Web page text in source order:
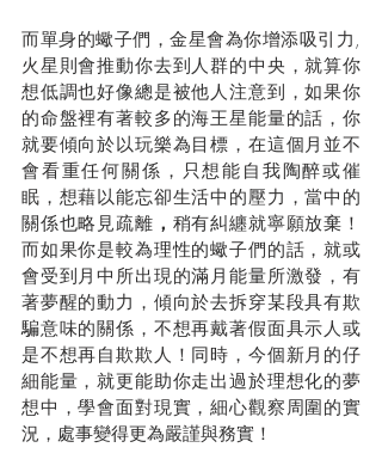
而單身的蠍子們，金星會為你增添吸引力,
火星則會推動你去到人群的中央，就算你
想低調也好像總是被他人注意到，如果你
的命盤裡有著較多的海王星能量的話，你
就要傾向於以玩樂為目標，在這個月並不
會看重任何關係，只想能自我陶醉或催
眠，想藉以能忘卻生活中的壓力，當中的
關係也略見疏離 ， 稍有糾纏就寧願放棄！
而如果你是較為理性的蠍子們的話，就或
會受到月中所出現的滿月能量所激發，有
著夢醒的動力，傾向於去拆穿某段具有欺
騙意味的關係，不想再戴著假面具示人或
是不想再自欺欺人！同時，今個新月的仔
細能量，就更能助你走出過於理想化的夢
想中，學會面對現實，細心觀察周圍的實
況，處事變得更為嚴謹與務實！